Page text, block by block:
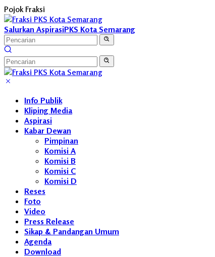
Langsung
ke
konten
Pojok Fraksi
Salurkan AspirasiPKS Kota Semarang
Info Publik
Kliping Media
Aspirasi
Kabar Dewan
Pimpinan
Komisi A
Komisi B
Komisi C
Komisi D
Reses
Foto
Video
Press Release
Sikap & Pandangan Umum
Agenda
Download